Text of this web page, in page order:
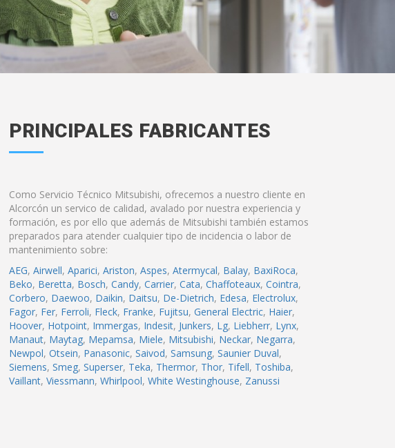
PRINCIPALES FABRICANTES
Como Servicio Técnico Mitsubishi, ofrecemos a nuestro cliente en
Alcorcón un servico de calidad, avalado por nuestra experiencia y
formación, es por ello que además de Mitsubishi también estamos
preparados para atender cualquier tipo de incidencia o labor de
mantenimiento sobre:
AEG, Airwell, Aparici, Ariston, Aspes, Atermycal, Balay, BaxiRoca,
Beko, Beretta, Bosch, Candy, Carrier, Cata, Chaffoteaux, Cointra,
Corbero, Daewoo, Daikin, Daitsu, De-Dietrich, Edesa, Electrolux,
Fagor, Fer, Ferroli, Fleck, Franke, Fujitsu, General Electric, Haier,
Hoover, Hotpoint, Immergas, Indesit, Junkers, Lg, Liebherr, Lynx,
Manaut, Maytag, Mepamsa, Miele, Mitsubishi, Neckar, Negarra,
Newpol, Otsein, Panasonic, Saivod, Samsung, Saunier Duval,
Siemens, Smeg, Superser, Teka, Thermor, Thor, Tifell, Toshiba,
Vaillant, Viessmann, Whirlpool, White Westinghouse, Zanussi